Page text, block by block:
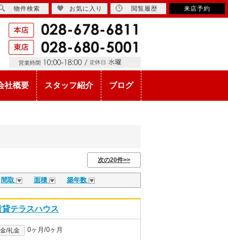
物件検索 お気に入り 閲覧履歴 来店予約
社概要 スタッフ紹介 ブログ
次の20件>>
間取 面積 築年数
テラスハウス
/礼金 0ヶ月/0ヶ月